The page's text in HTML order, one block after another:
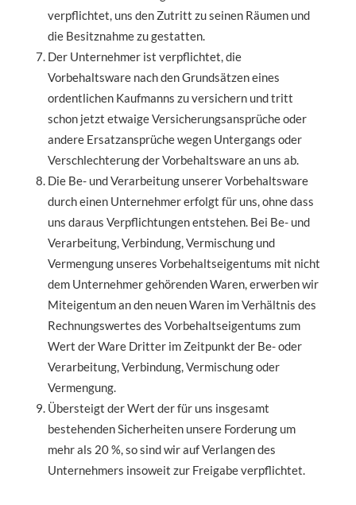
verpflichtet, uns den Zutritt zu seinen Räumen und
die Besitznahme zu gestatten.
Der Unternehmer ist verpflichtet, die
Vorbehaltsware nach den Grundsätzen eines
ordentlichen Kaufmanns zu versichern und tritt
schon jetzt etwaige Versicherungsansprüche oder
andere Ersatzansprüche wegen Untergangs oder
Verschlechterung der Vorbehaltsware an uns ab.
Die Be- und Verarbeitung unserer Vorbehaltsware
durch einen Unternehmer erfolgt für uns, ohne dass
uns daraus Verpflichtungen entstehen. Bei Be- und
Verarbeitung, Verbindung, Vermischung und
Vermengung unseres Vorbehaltseigentums mit nicht
dem Unternehmer gehörenden Waren, erwerben wir
Miteigentum an den neuen Waren im Verhältnis des
Rechnungswertes des Vorbehaltseigentums zum
Wert der Ware Dritter im Zeitpunkt der Be- oder
Verarbeitung, Verbindung, Vermischung oder
Vermengung.
Übersteigt der Wert der für uns insgesamt
bestehenden Sicherheiten unsere Forderung um
mehr als 20 %, so sind wir auf Verlangen des
Unternehmers insoweit zur Freigabe verpflichtet.